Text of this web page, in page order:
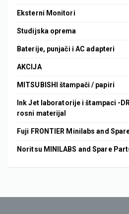
Eksterni Monitori
Studijska oprema
Baterije, punjači i AC adapteri
AKCIJA
MITSUBISHI štampači / papiri
Ink Jet laboratorije i štampaci -
rosni materijal
Fuji FRONTIER Minilabs and
Noritsu MINILABS and Spare